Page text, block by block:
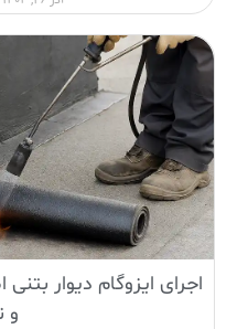
اجرای ایزوگام دیوار
و